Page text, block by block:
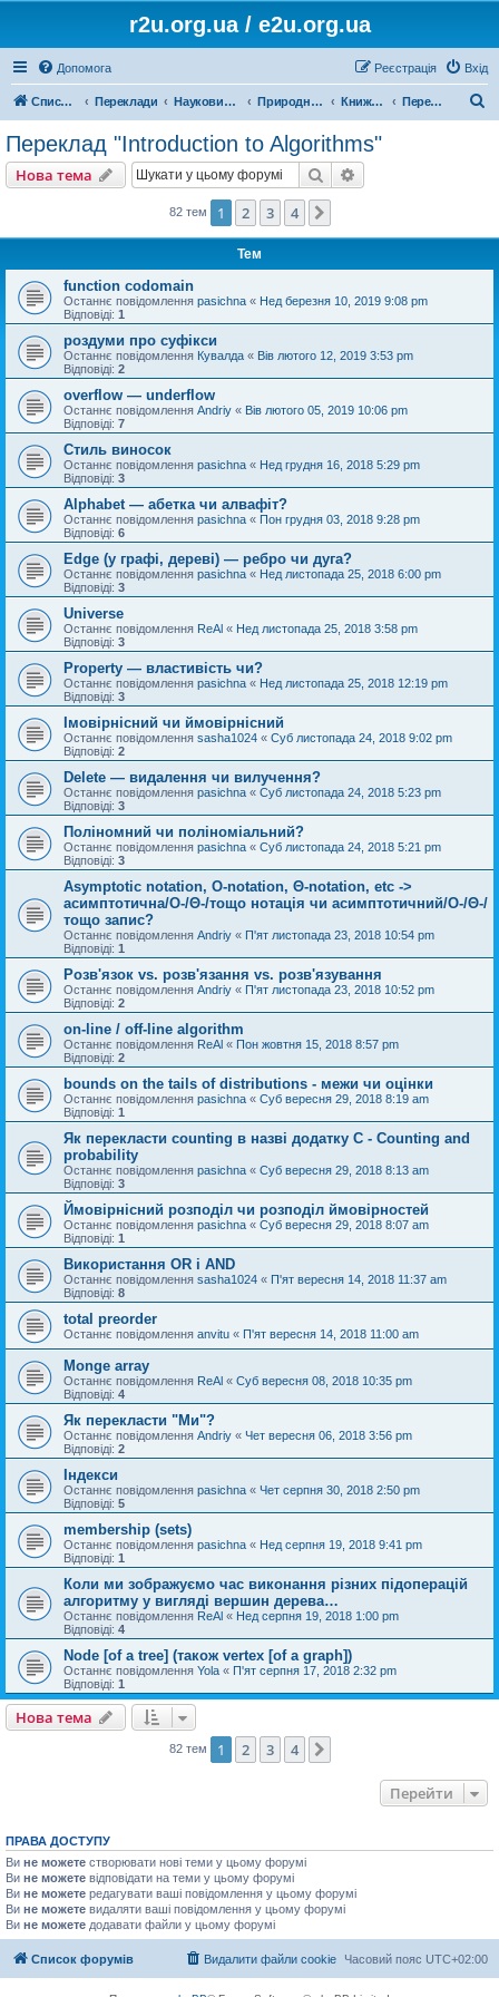
r2u.org.ua / e2u.org.ua
Допомога Вхід
Реєстрація
Список форумів Переклади Науковий переклад Природничі науки, математика, медицина, загальна література Книжки, статті Переклад "Introduction to Algorithms"
Переклад "Introduction to Algorithms"
Нова тема Пошук
82 тем 1 2 3 4
Тем
function codomain
Останнє повідомлення pasichna « Нед березня 10, 2019 9:08 pm
Відповіді: 1
роздуми про суфікси
Останнє повідомлення Кувалда « Вів лютого 12, 2019 3:53 pm
Відповіді: 2
overflow — underflow
Останнє повідомлення Andriy « Вів лютого 05, 2019 10:06 pm
Відповіді: 7
Стиль виносок
Останнє повідомлення pasichna « Нед грудня 16, 2018 5:29 pm
Відповіді: 3
Alphabet — абетка чи алвафіт?
Останнє повідомлення pasichna « Пон грудня 03, 2018 9:28 pm
Відповіді: 6
Edge (у графі, дереві) — ребро чи дуга?
Останнє повідомлення pasichna « Нед листопада 25, 2018 6:00 pm
Відповіді: 3
Universe
Останнє повідомлення ReAl « Нед листопада 25, 2018 3:58 pm
Відповіді: 3
Property — властивість чи?
Останнє повідомлення pasichna « Нед листопада 25, 2018 12:19 pm
Відповіді: 3
Імовірнісний чи ймовірнісний
Останнє повідомлення sasha1024 « Суб листопада 24, 2018 9:02 pm
Відповіді: 2
Delete — видалення чи вилучення?
Останнє повідомлення pasichna « Суб листопада 24, 2018 5:23 pm
Відповіді: 3
Поліномний чи поліноміальний?
Останнє повідомлення pasichna « Суб листопада 24, 2018 5:21 pm
Відповіді: 3
Asymptotic notation, O-notation, Θ-notation, etc ->
асимптотична/O-/Θ-/тощо нотація чи асимптотичний/O-/Θ-/
тощо запис?
Останнє повідомлення Andriy « П'ят листопада 23, 2018 10:54 pm
Відповіді: 1
Розв'язок vs. розв'язання vs. розв'язування
Останнє повідомлення Andriy « П'ят листопада 23, 2018 10:52 pm
Відповіді: 2
on-line / off-line algorithm
Останнє повідомлення ReAl « Пон жовтня 15, 2018 8:57 pm
Відповіді: 2
bounds on the tails of distributions - межи чи оцінки
Останнє повідомлення pasichna « Суб вересня 29, 2018 8:19 am
Відповіді: 1
Як перекласти counting в назві додатку С - Counting and
probability
Останнє повідомлення pasichna « Суб вересня 29, 2018 8:13 am
Відповіді: 3
Ймовірнісний розподіл чи розподіл ймовірностей
Останнє повідомлення pasichna « Суб вересня 29, 2018 8:07 am
Відповіді: 1
Використання OR і AND
Останнє повідомлення sasha1024 « П'ят вересня 14, 2018 11:37 am
Відповіді: 8
total preorder
Останнє повідомлення anvitu « П'ят вересня 14, 2018 11:00 am
Monge array
Останнє повідомлення ReAl « Суб вересня 08, 2018 10:35 pm
Відповіді: 4
Як перекласти "Ми"?
Останнє повідомлення Andriy « Чет вересня 06, 2018 3:56 pm
Відповіді: 2
Індекси
Останнє повідомлення pasichna « Чет серпня 30, 2018 2:50 pm
Відповіді: 5
membership (sets)
Останнє повідомлення pasichna « Нед серпня 19, 2018 9:41 pm
Відповіді: 1
Коли ми зображуємо час виконання різних підоперацій
алгоритму у вигляді вершин дерева…
Останнє повідомлення ReAl « Нед серпня 19, 2018 1:00 pm
Відповіді: 4
Node [of a tree] (також vertex [of a graph])
Останнє повідомлення Yola « П'ят серпня 17, 2018 2:32 pm
Відповіді: 1
Нова тема
82 тем 1 2 3 4
Перейти
ПРАВА ДОСТУПУ
Ви не можете створювати нові теми у цьому форумі
Ви не можете відповідати на теми у цьому форумі
Ви не можете редагувати ваші повідомлення у цьому форумі
Ви не можете видаляти ваші повідомлення у цьому форумі
Ви не можете додавати файли у цьому форумі
Список форумів Часовий пояс UTC+02:00
Видалити файли cookie